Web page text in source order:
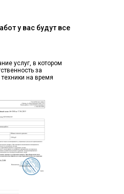
у вас будут все
услуг, в котором
за
на время